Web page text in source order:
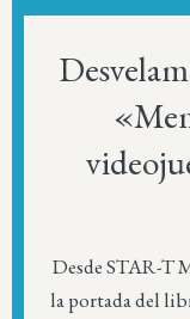
Desde STAR-T
la portada del